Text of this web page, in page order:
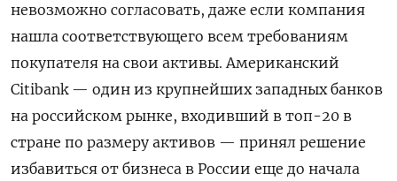
невозможно согласовать, даже если компания
нашла соответствующего всем требованиям
покупателя на свои активы. Американский
Citibank — один из крупнейших западных банков
на российском рынке, входивший в топ-20 в
стране по размеру активов — принял решение
избавиться от бизнеса в России еще до начала